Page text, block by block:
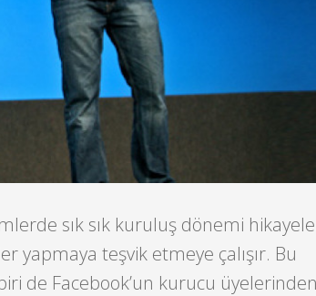
sık sık kuruluş dönemi
yapmaya teşvik etmeye çalışır. Bu
de Facebook’un kurucu